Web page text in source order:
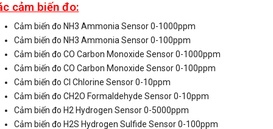
cảm biến đo:
Cảm biến đo NH3 Ammonia Sensor 0-1000ppm
Cảm biến đo NH3 Ammonia Sensor 0-100ppm
Cảm biến đo CO Carbon Monoxide Sensor 0-1000ppm
Cảm biến đo CO Carbon Monoxide Sensor 0-100ppm
Cảm biến đo Cl Chlorine Sensor 0-10ppm
Cảm biến đo CH2O Formaldehyde Sensor 0-10ppm
Cảm biến đo H2 Hydrogen Sensor 0-5000ppm
Cảm biến đo H2S Hydrogen Sulfide Sensor 0-100ppm